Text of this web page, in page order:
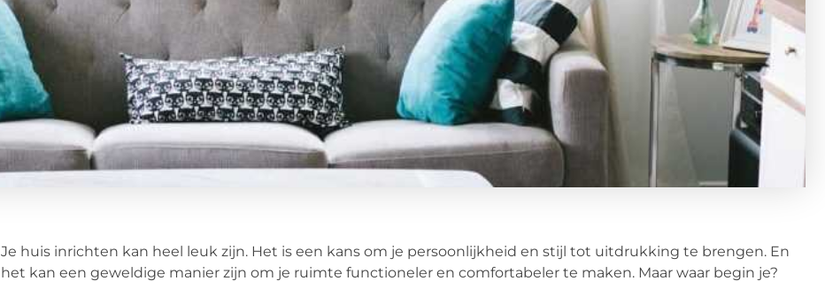
Je huis inrichten kan heel leuk zijn. Het is een kans om je persoonlijkheid en stijl tot uitdrukking te brengen. En
het kan een geweldige manier zijn om je ruimte functioneler en comfortabeler te maken. Maar waar begin je?